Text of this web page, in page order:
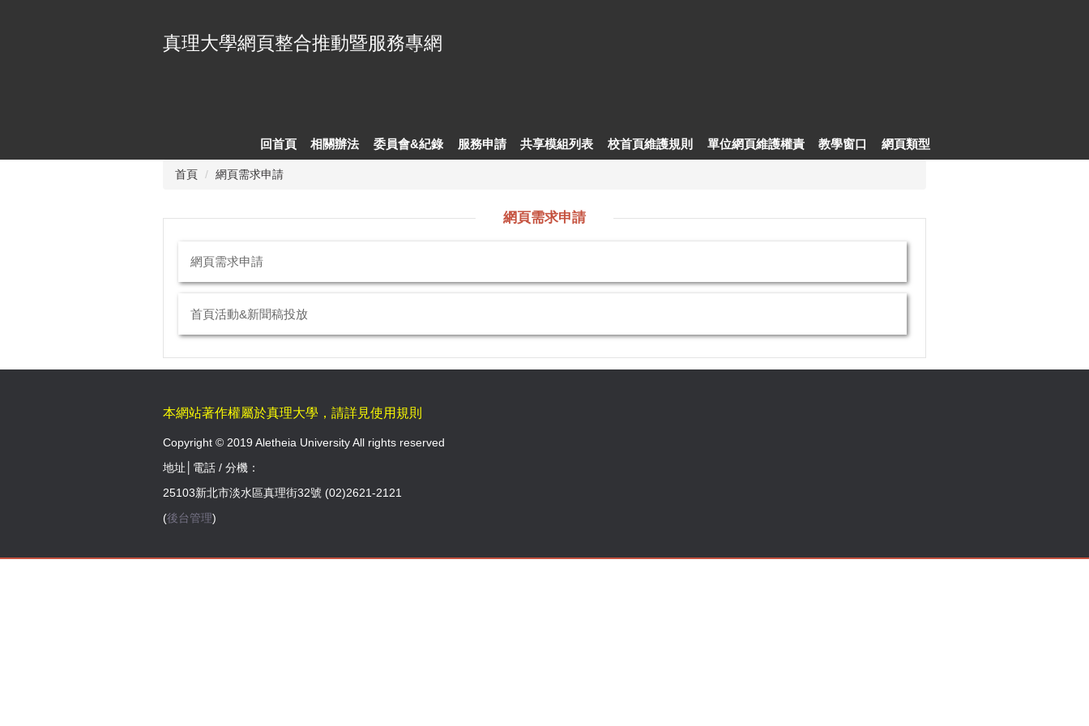
真理大學網頁整合推動暨服務專網
回首頁 相關辦法 委員會&紀錄 服務申請 共享模組列表 校首頁維護規則 單位網頁維護權責 教學窗口 網頁類型
首頁 網頁需求申請
網頁需求申請
網頁需求申請
首頁活動&新聞稿投放
本網站著作權屬於真理大學，請詳見使用規則
Copyright © 2019 Aletheia University All rights reserved
地址│電話 / 分機：
25103新北市淡水區真理街32號 (02)2621-2121
(後台管理)